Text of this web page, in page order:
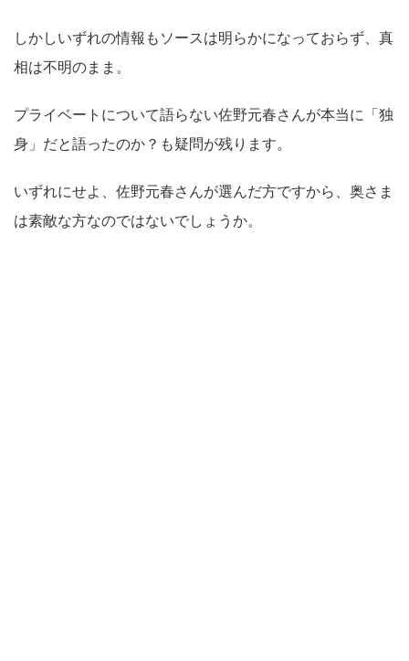
しかしいずれの情報もソースは明らかになっておらず、真
相は不明のまま。
プライベートについて語らない佐野元春さんが本当に「独
身」だと語ったのか？も疑問が残ります。
いずれにせよ、佐野元春さんが選んだ方ですから、奥さま
は素敵な方なのではないでしょうか。